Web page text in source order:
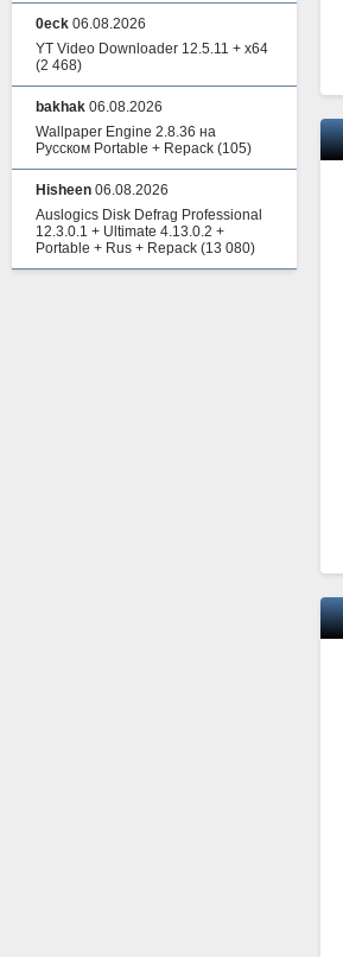
0eck 06.08.2026
YT Video Downloader 12.5.11 + x64
(2 468)
bakhak 06.08.2026
Wallpaper Engine 2.8.36 на
Русском Portable + Repack (105)
Hisheen 06.08.2026
Auslogics Disk Defrag Professional
12.3.0.1 + Ultimate 4.13.0.2 +
Portable + Rus + Repack (13 080)